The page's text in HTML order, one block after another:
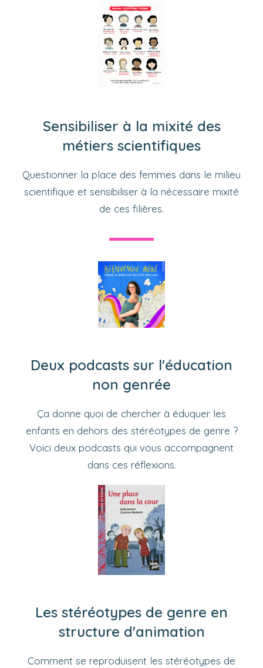
Sensibiliser à la mixité des
métiers scientifiques
Questionner la place des femmes dans le milieu
scientifique et sensibiliser à la nécessaire mixité
de ces filières.
Deux podcasts sur l'éducation
non genrée
Ça donne quoi de chercher à éduquer les
enfants en dehors des stéréotypes de genre ?
Voici deux podcasts qui vous accompagnent
dans ces réflexions.
Les stéréotypes de genre en
structure d'animation
Comment se reproduisent les stéréotypes de